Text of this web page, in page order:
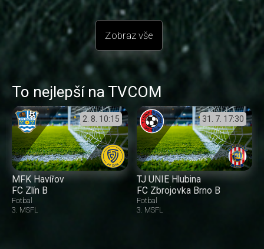
Zobraz vše
To nejlepší na TVCOM
2. 8. 10:15
MFK Havířov
FC Zlín B
Fotbal
3. MSFL
31. 7. 17:30
TJ UNIE Hlubina
FC Zbrojovka Brno B
Fotbal
3. MSFL